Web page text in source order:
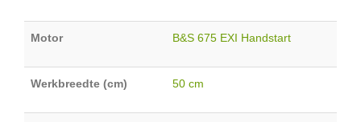
Motor B&S 675 EXI Handstart
Werkbreedte (cm) 50 cm